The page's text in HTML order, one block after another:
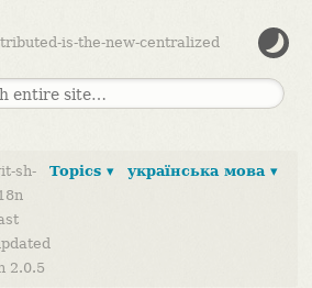
is-the-new-centralized
українська мова ▾
Topics ▾
sh-
2.0.5